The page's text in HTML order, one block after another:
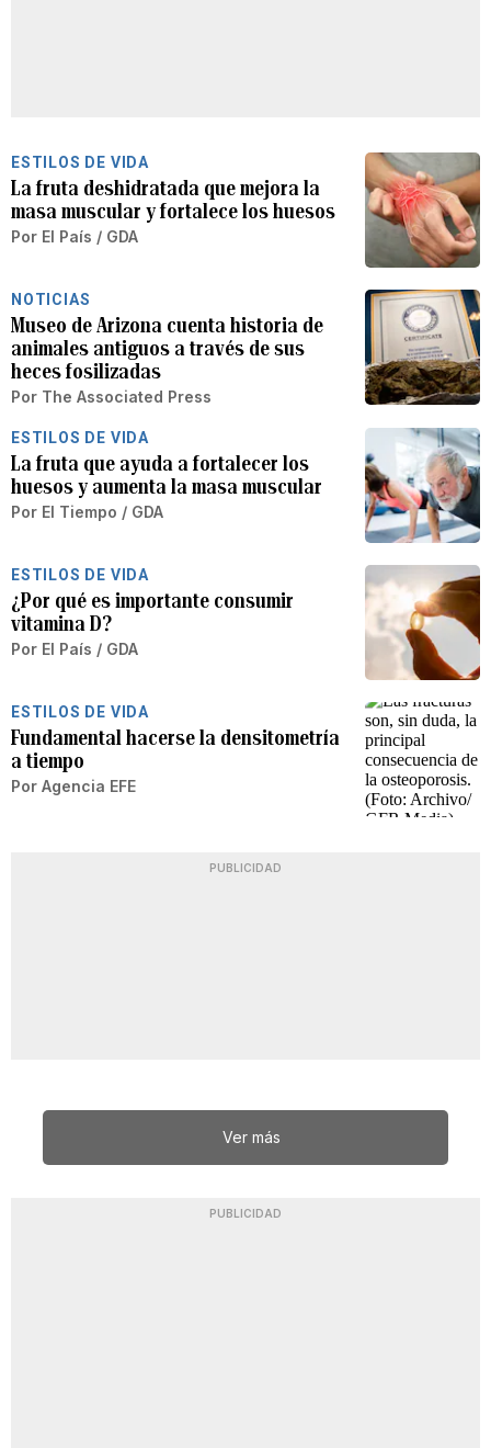
ESTILOS DE VIDA
La fruta deshidratada que mejora la
masa muscular y fortalece los huesos
Por El País / GDA
NOTICIAS
Museo de Arizona cuenta historia de
animales antiguos a través de sus
heces fosilizadas
Por The Associated Press
ESTILOS DE VIDA
La fruta que ayuda a fortalecer los
huesos y aumenta la masa muscular
Por El Tiempo / GDA
ESTILOS DE VIDA
¿Por qué es importante consumir
vitamina D?
Por El País / GDA
ESTILOS DE VIDA
Fundamental hacerse la densitometría
a tiempo
Por Agencia EFE
PUBLICIDAD
Ver más
PUBLICIDAD